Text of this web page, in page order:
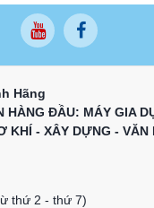
Hãng
HÀNG ĐẦU: MÁY GIA
KHÍ - XÂY DỰNG - VĂN
thứ 2 - thứ 7)